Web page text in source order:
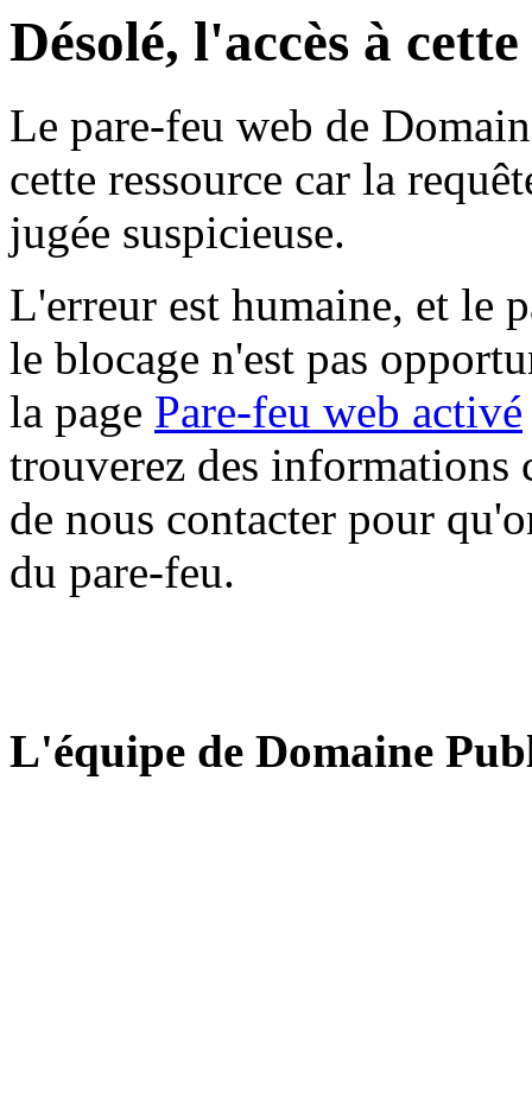
Désolé, l'accès à
Le pare-feu web de
cette ressource car la
jugée suspicieuse.
L'erreur est humaine, et le
le blocage n'est pas
la page Pare-feu web activé
trouverez des informations
de nous contacter pour
du pare-feu.
L'équipe de Domaine